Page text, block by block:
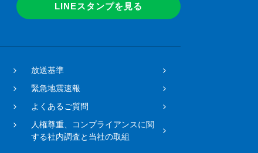
LINEスタンプを見る
放送基準
緊急地震速報
よくあるご質問
人権尊重、コンプライアンスに関
する社内調査と当社の取組